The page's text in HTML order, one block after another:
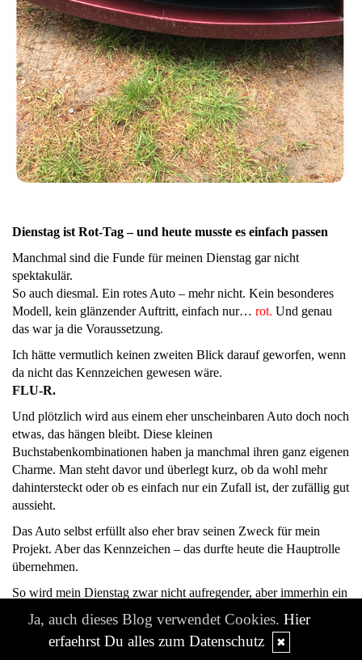
Dienstag ist Rot-Tag – und heute musste es einfach passen
Manchmal sind die Funde für meinen Dienstag gar nicht
spektakulär.
So auch diesmal. Ein rotes Auto – mehr nicht. Kein besonderes
Modell, kein glänzender Auftritt, einfach nur… rot. Und genau
das war ja die Voraussetzung.
Ich hätte vermutlich keinen zweiten Blick darauf geworfen, wenn
da nicht das Kennzeichen gewesen wäre.
FLU-R.
Und plötzlich wird aus einem eher unscheinbaren Auto doch noch
etwas, das hängen bleibt. Diese kleinen
Buchstabenkombinationen haben ja manchmal ihren ganz eigenen
Charme. Man steht davor und überlegt kurz, ob da wohl mehr
dahintersteckt oder ob es einfach nur ein Zufall ist, der zufällig gut
aussieht.
Das Auto selbst erfüllt also eher brav seinen Zweck für mein
Projekt. Aber das Kennzeichen – das durfte heute die Hauptrolle
übernehmen.
So wird mein Dienstag zwar nicht aufregender, aber immerhin ein
schon.
Ja, auch dieses Blog verwendet Cookies. Hier
erfaehrst Du alles zum Datenschutz
✖